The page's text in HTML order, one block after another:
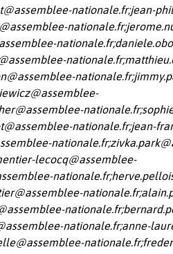
nationale.fr;jean-
nationale.fr;
nationale.fr;
nationale.fr;
nationale.fr;
nationale.fr;
nationale.fr;jean-
nationale.fr;
lecocq@assemblee-
nationale.fr;
nationale.fr;
nationale.fr;
nationale.fr;anne-
nationale.fr;